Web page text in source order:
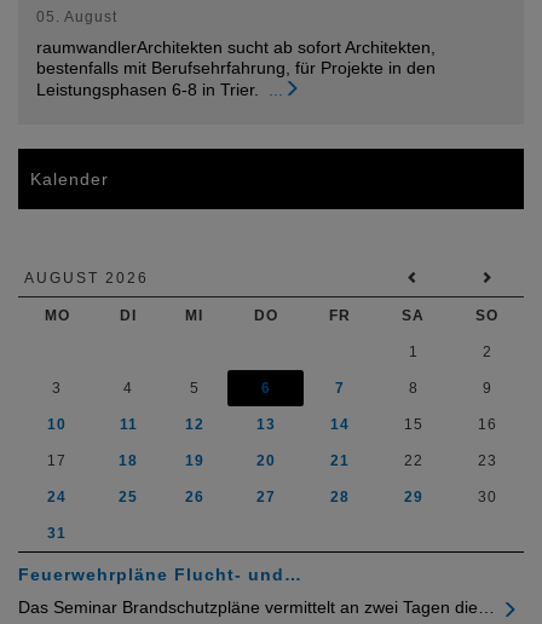
05. August
raumwandlerArchitekten sucht ab sofort Architekten,
bestenfalls mit Berufsehrfahrung, für Projekte in den
Leistungsphasen 6-8 in Trier.
Kalender
AUGUST 2026
MO DI MI DO FR SA SO
1 2
3 4 5 6 7 8 9
10 11 12 13 14 15 16
17 18 19 20 21 22 23
24 25 26 27 28 29 30
31
Feuerwehrpläne Flucht- und…
Das Seminar Brandschutzpläne vermittelt an zwei Tagen die…